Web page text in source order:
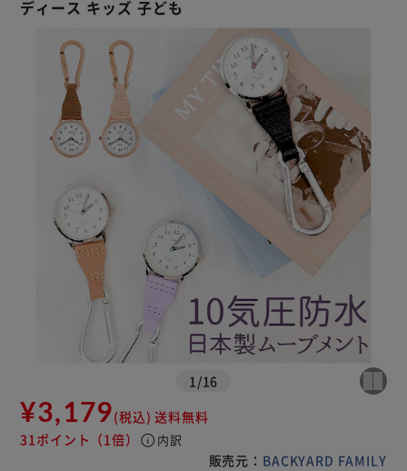
ディース キッズ 子ども
1 /16
¥3,179(税込) 送料無料
31ポイント （1倍） info 内訳
販売元： BACKYARD FAMILY